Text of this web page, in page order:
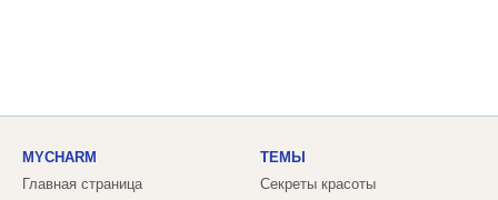
MYCHARM
Главная страница
ТЕМЫ
Секреты красоты